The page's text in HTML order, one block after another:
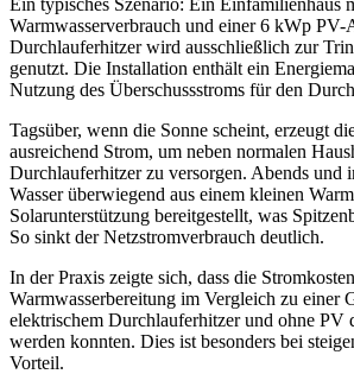
Warmwasserverbrauch und einer 6 kWp PV-
Durchlauferhitzer wird ausschließlich zur
genutzt. Die Installation enthält ein
Nutzung des Überschussstroms für den
Tagsüber, wenn die Sonne scheint, erzeugt
ausreichend Strom, um neben normalen
Durchlauferhitzer zu versorgen. Abends und
Wasser überwiegend aus einem kleinen
Solarunterstützung bereitgestellt, was
So sinkt der Netzstromverbrauch deutlich.
In der Praxis zeigte sich, dass die
Warmwasserbereitung im Vergleich zu einer
elektrischem Durchlauferhitzer und ohne PV
werden konnten. Dies ist besonders bei
Vorteil.